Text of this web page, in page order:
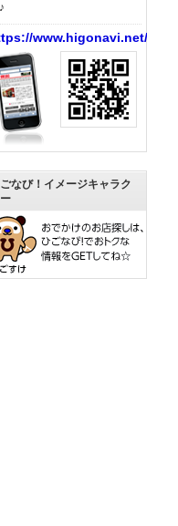
www.higonavi.net/
なび！イメージキャラク